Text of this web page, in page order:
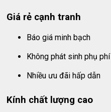
Giá rẻ cạnh tranh
Báo giá minh bạch
Không phát sinh phụ phí
Nhiều ưu đãi hấp dẫn
Kính chất lượng cao